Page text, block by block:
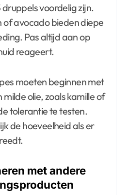
voordelig zijn.
of avocado bieden diepe
Pas altijd aan op
reageert.
moeten beginnen met
milde olie, zoals kamille of
tolerantie te testen.
de hoeveelheid als er
met andere